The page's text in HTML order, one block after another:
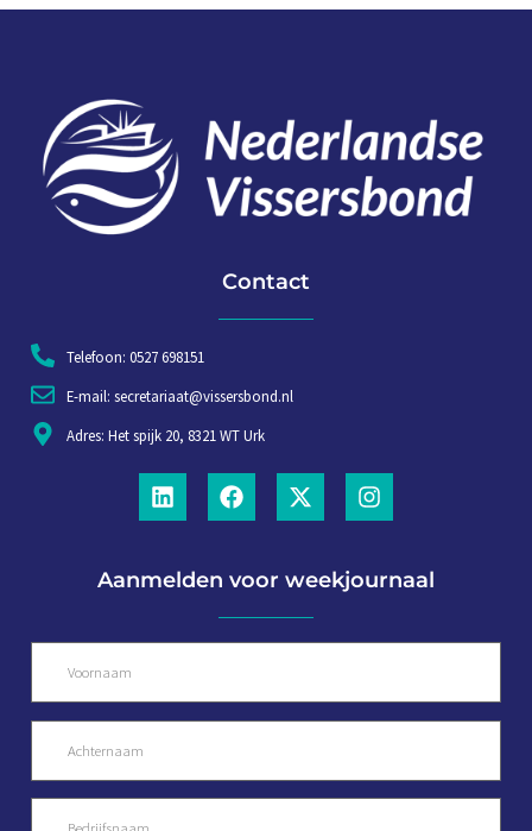
Contact
Telefoon: 0527 698151
E-mail: secretariaat@vissersbond.nl
Adres: Het spijk 20, 8321 WT Urk
Aanmelden voor weekjournaal